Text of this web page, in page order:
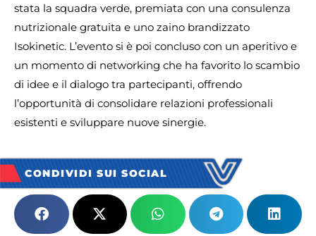
stata la squadra verde, premiata con una consulenza
nutrizionale gratuita e uno zaino brandizzato
Isokinetic. L’evento si è poi concluso con un aperitivo e
un momento di networking che ha favorito lo scambio
di idee e il dialogo tra partecipanti, offrendo
l’opportunità di consolidare relazioni professionali
esistenti e sviluppare nuove sinergie.
CONDIVIDI SUI SOCIAL